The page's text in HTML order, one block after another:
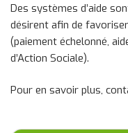
Des systèmes d’aide
désirent afin de
(paiement échelonné,
d’Action Sociale).
Pour en savoir plus,